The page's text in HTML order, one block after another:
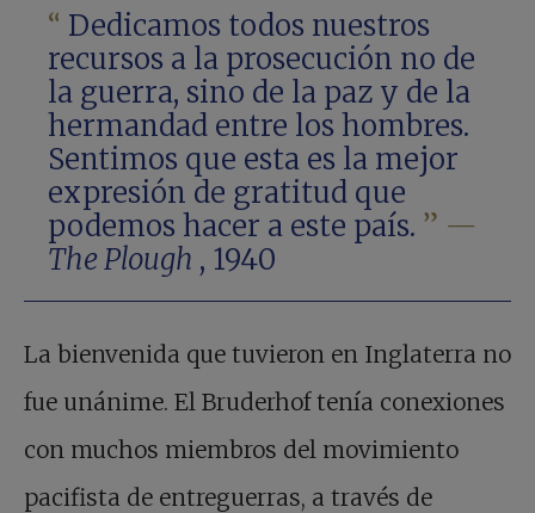
“ Dedicamos todos nuestros
recursos a la prosecución no de
la guerra, sino de la paz y de la
hermandad entre los hombres.
Sentimos que esta es la mejor
expresión de gratitud que
podemos hacer a este país. ” —
The Plough , 1940
La bienvenida que tuvieron en Inglaterra no
fue unánime. El Bruderhof tenía conexiones
con muchos miembros del movimiento
pacifista de entreguerras, a través de